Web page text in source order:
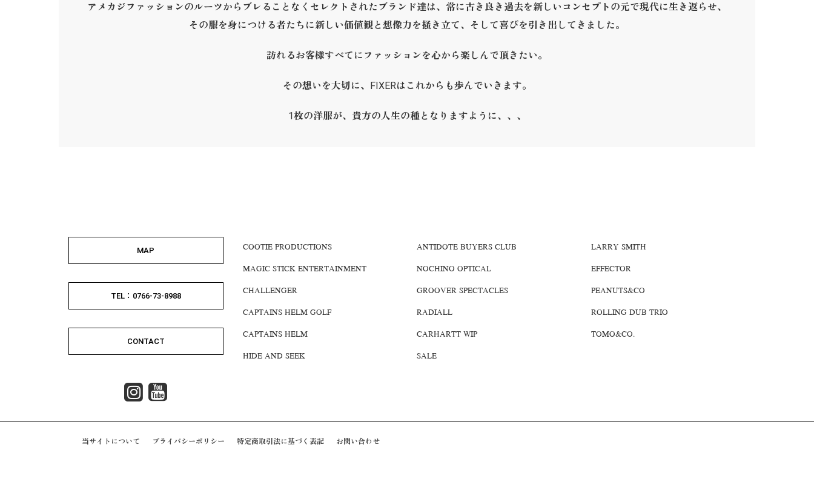
アメカジファッションのルーツからブレることなくセレクトされたブランド達は、常に古き良き過去を新しいコンセプトの元で現代に生き返らせ、
その服を身につける者たちに新しい価値観と想像力を掻き立て、そして喜びを引き出してきました。
訪れるお客様すべてにファッションを心から楽しんで頂きたい。
その想いを大切に、FIXERはこれからも歩んでいきます。
1枚の洋服が、貴方の人生の種となりますように、、、
MAP
TEL：0766-73-8988
CONTACT
COOTIE PRODUCTIONS
MAGIC STICK ENTERTAINMENT
CHALLENGER
CAPTAINS HELM GOLF
CAPTAINS HELM
HIDE AND SEEK
ANTIDOTE BUYERS CLUB
NOCHINO OPTICAL
GROOVER SPECTACLES
RADIALL
CARHARTT WIP
SALE
LARRY SMITH
EFFECTOR
PEANUTS&CO
ROLLING DUB TRIO
TOMO&CO.
当サイトについて プライバシーポリシー 特定商取引法に基づく表記 お問い合わせ